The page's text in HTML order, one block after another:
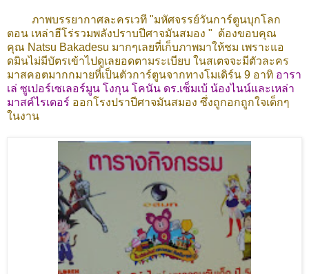
ภาพบรรยากาศละครเวที "มหัศจรรย์วันการ์ตูนบุกโลก
ตอน เหล่าฮีโร่รวมพลังปราบปีศาจมันสมอง " ต้องขอบคุณ
คุณ Natsu Bakadesu มากๆเลยที่เก็บภาพมาให้ชม เพราะแอ
ดมินไม่มีบัตรเข้าไปดูเลยอดตามระเบียบ ในสเตจจะมีตัวละคร
มาสคอตมากกมายที่เป็นตัวการ์ตูนจากทางโมเดิร์น 9 อาทิ อารา
เล่ ซูเปอร์เซเลอร์มูน โงกุน โคนัน ดร.เซ็มเบ้ น้องไนน์และเหล่า
มาสค์ไรเดอร์ ออกโรงปราปีศาจมันสมอง ซึ่งถูกอกถูกใจเด็กๆ
ในงาน